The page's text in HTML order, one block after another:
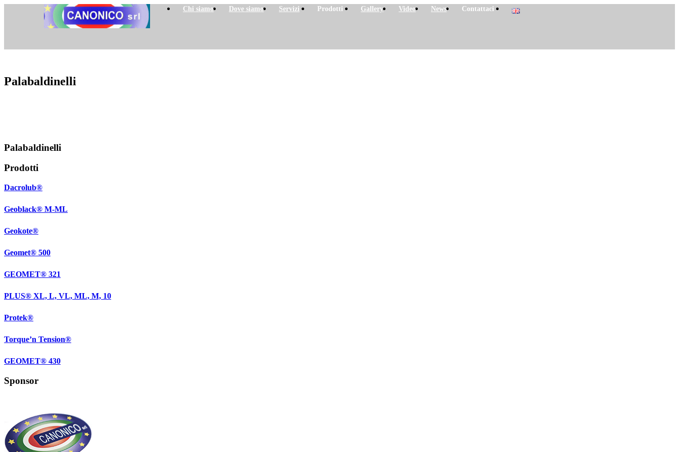
Chi siamo Dove siamo Servizi Prodotti Gallery Video News Contattaci
Palabaldinelli
Palabaldinelli
Prodotti
Dacrolub®
Geoblack® M-ML
Geokote®
Geomet® 500
GEOMET® 321
PLUS® XL, L, VL, ML, M, 10
Protek®
Torque’n Tension®
GEOMET® 430
Sponsor